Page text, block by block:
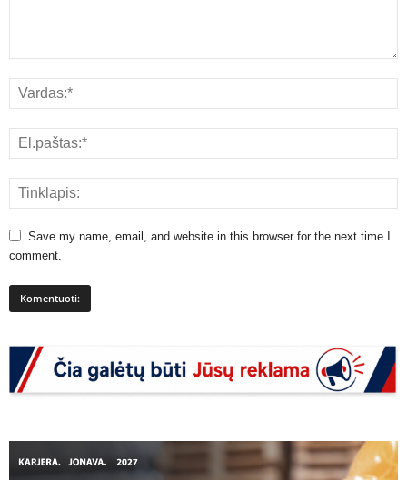
Save my name, email, and website in this browser for the next time I
comment.